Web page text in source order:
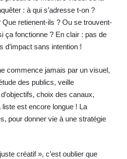
: à qui s’adresse t-on ?
Que retienent-ils ? Ou se trouvent-
ça fonctionne ? En clair : pas de
d’impact sans intention !
commence jamais par un visuel,
des publics, veille
choix des canaux,
est encore longue ! La
pour donner vie à une stratégie
créatif », c’est oublier que